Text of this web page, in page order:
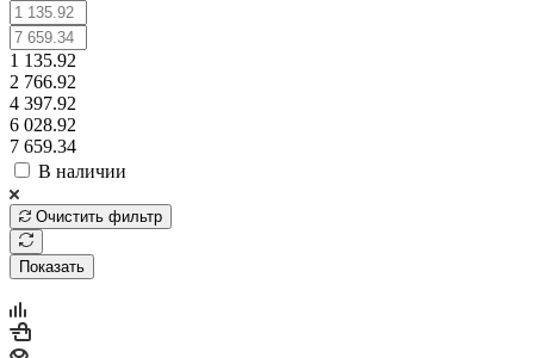
1 135.92
2 766.92
4 397.92
6 028.92
7 659.34
В наличии
Очистить фильтр
Показать